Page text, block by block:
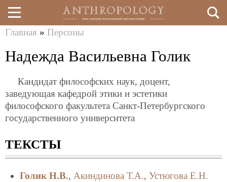
Перейти
к
содержанию
здесь
Главная » Персоны
Надежда Васильевна Голик
Кандидат философских наук, доцент,
заведующая кафедрой этики и эстетики
философского факультета Санкт-Петербургского
государственного университета
ТЕКСТЫ
Голик Н.В., Акиндинова Т.А., Устюгова Е.Н.